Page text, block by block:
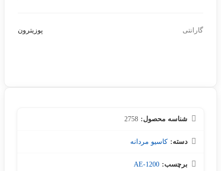
گارانتی پوزیترون
شناسه محصول: 2758
دسته: کاسیو مردانه
برچسب: AE-1200